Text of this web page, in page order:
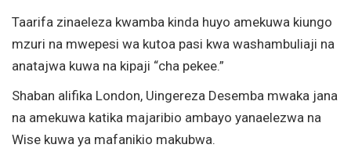
Taarifa zinaeleza kwamba kinda huyo amekuwa kiungo
mzuri na mwepesi wa kutoa pasi kwa washambuliaji na
anatajwa kuwa na kipaji “cha pekee.”
Shaban alifika London, Uingereza Desemba mwaka jana
na amekuwa katika majaribio ambayo yanaelezwa na
Wise kuwa ya mafanikio makubwa.